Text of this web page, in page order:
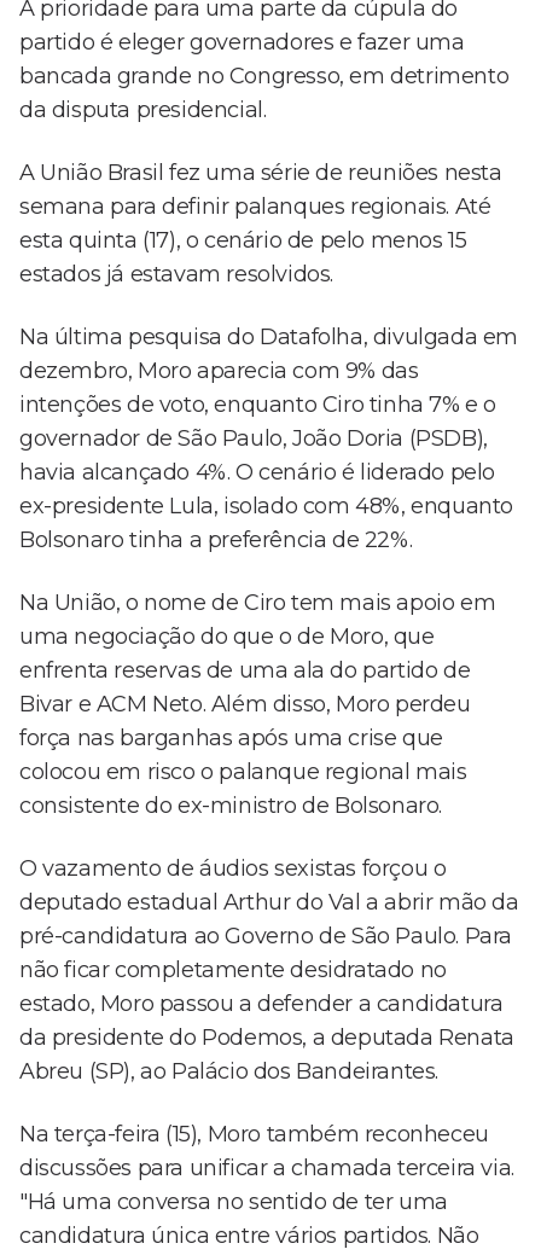
A prioridade para uma parte da cúpula do
partido é eleger governadores e fazer uma
bancada grande no Congresso, em detrimento
da disputa presidencial.
A União Brasil fez uma série de reuniões nesta
semana para definir palanques regionais. Até
esta quinta (17), o cenário de pelo menos 15
estados já estavam resolvidos.
Na última pesquisa do Datafolha, divulgada em
dezembro, Moro aparecia com 9% das
intenções de voto, enquanto Ciro tinha 7% e o
governador de São Paulo, João Doria (PSDB),
havia alcançado 4%. O cenário é liderado pelo
ex-presidente Lula, isolado com 48%, enquanto
Bolsonaro tinha a preferência de 22%.
Na União, o nome de Ciro tem mais apoio em
uma negociação do que o de Moro, que
enfrenta reservas de uma ala do partido de
Bivar e ACM Neto. Além disso, Moro perdeu
força nas barganhas após uma crise que
colocou em risco o palanque regional mais
consistente do ex-ministro de Bolsonaro.
O vazamento de áudios sexistas forçou o
deputado estadual Arthur do Val a abrir mão da
pré-candidatura ao Governo de São Paulo. Para
não ficar completamente desidratado no
estado, Moro passou a defender a candidatura
da presidente do Podemos, a deputada Renata
Abreu (SP), ao Palácio dos Bandeirantes.
Na terça-feira (15), Moro também reconheceu
discussões para unificar a chamada terceira via.
"Há uma conversa no sentido de ter uma
candidatura única entre vários partidos. Não